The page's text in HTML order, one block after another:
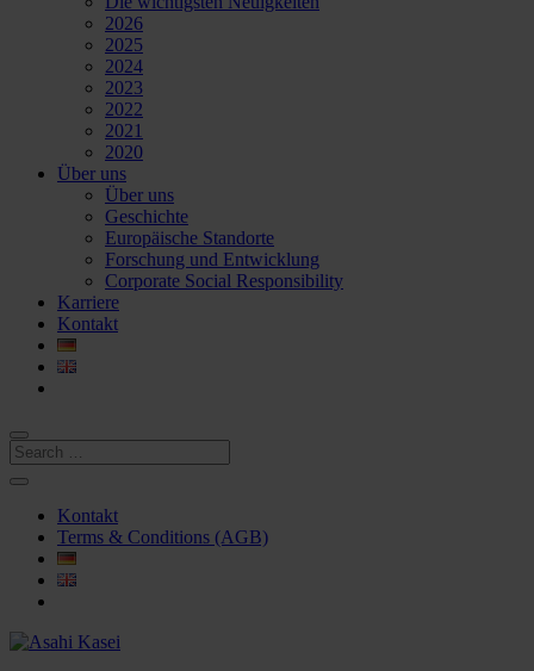
2026
2025
2024
2023
2022
2021
2020
Über uns
Über uns
Geschichte
Europäische Standorte
Forschung und Entwicklung
Corporate Social Responsibility
Karriere
Kontakt
Kontakt
Terms & Conditions (AGB)